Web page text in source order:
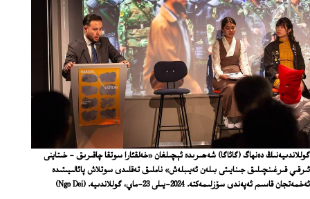
گوللاندىيەنىڭ دەنھاگ (گائاگا) شەھىرىدە ئېچىلغان «خەلقئارا سوتقا چاقىرىق - خىتاينى
ئىرقىي قىرغىنچىلىق جىنايىتى بىلەن ئەيىبلەش» ناملىق تەقلىدى سوتلاش پائالىيىتىدە
ئەخمەتجان قاسىم ئەپەندى سۆزلىمەكتە. 2024-يىلى 23-ماي، گوللاندىيە.
(Ngo Dei)